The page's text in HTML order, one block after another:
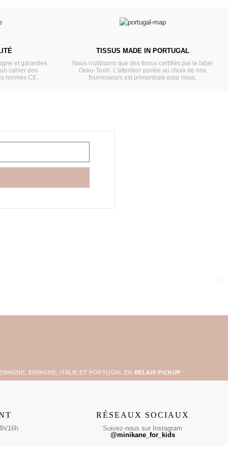
et garanties
cahier des
normes CE.
TISSUS MADE IN PORTUGAL
Nous n'utilisons que des tissus certifiés par le label
Oeko-Tex®. L'attention portée au choix de nos
fournisseurs est primordiale pour nous.
ESPAGNE, ITALIE ET PORTUGAL EN RELAIS PICKUP
16h
RÉSEAUX SOCIAUX
Suivez-nous sur Instagram
@minikane_for_kids